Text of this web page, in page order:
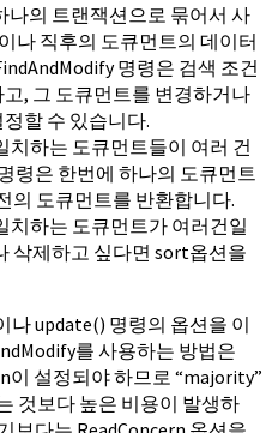
나의 트랜잭션으로 묶어서 사
나 직후의 도큐먼트의 데이터
명령은 검색 조건
, 그 도큐먼트를 변경하거나
할 수 있습니다.
치하는 도큐먼트들이 여러 건
령은 한번에 하나의 도큐먼트
의 도큐먼트를 반환합니다.
치하는 도큐먼트가 여러건일
삭제하고 싶다면 sort옵션을
update() 명령의 옵션을 이
를 사용하는 방법은
이 설정되야 하므로 “majority”
것보다 높은 비용이 발생하